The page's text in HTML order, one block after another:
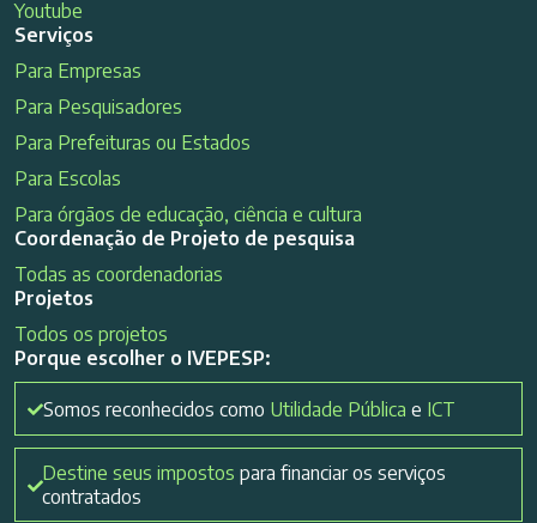
Youtube
Serviços
Para Empresas
Para Pesquisadores
Para Prefeituras ou Estados
Para Escolas
Para órgãos de educação, ciência e cultura
Coordenação de Projeto de pesquisa
Todas as coordenadorias
Projetos
Todos os projetos
Porque escolher o IVEPESP:
Somos reconhecidos como Utilidade Pública e ICT
Destine seus impostos para financiar os serviços
contratados